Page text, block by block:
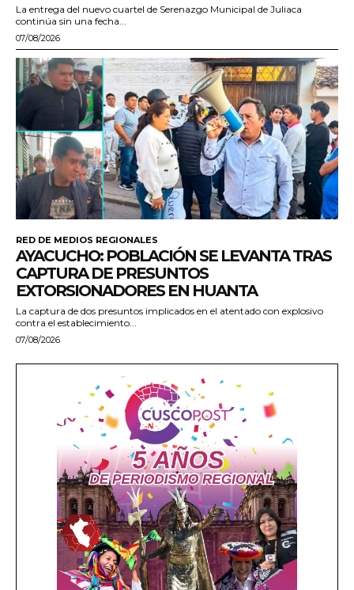
La entrega del nuevo cuartel de Serenazgo Municipal de Juliaca
continúa sin una fecha...
07/08/2026
RED DE MEDIOS REGIONALES
AYACUCHO: POBLACIÓN SE LEVANTA TRAS
CAPTURA DE PRESUNTOS
EXTORSIONADORES EN HUANTA
La captura de dos presuntos implicados en el atentado con explosivo
contra el establecimiento...
07/08/2026